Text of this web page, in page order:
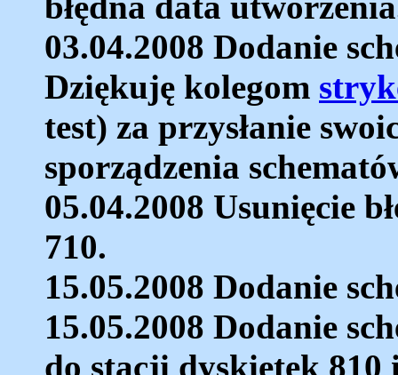
03.04.2008 Dodanie
Dziękuję kolegom
test) za przysłanie
sporządzenia
05.04.2008 Usunięcie
710.
15.05.2008 Dodanie
15.05.2008 Dodanie
do stacji dyskietek 810